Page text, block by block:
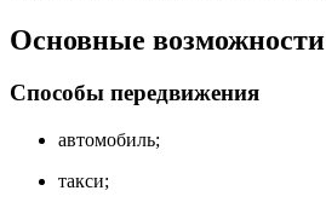
Основные возможности
Способы передвижения
автомобиль;
такси;